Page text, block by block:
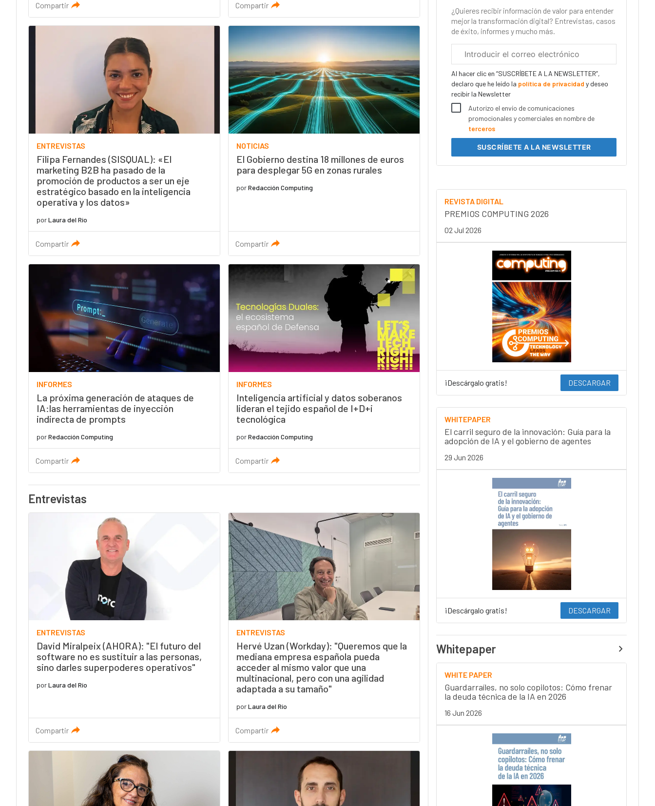
Compartir Compartir
ENTREVISTAS
Filipa Fernandes (SISQUAL): «El
marketing B2B ha pasado de la
promoción de productos a ser un eje
estratégico basado en la inteligencia
operativa y los datos»
porLaura del Río
Compartir
NOTICIAS
El Gobierno destina 18 millones de euros
para desplegar 5G en zonas rurales
porRedacción Computing
Compartir
INFORMES
La próxima generación de ataques de
IA:las herramientas de inyección
indirecta de prompts
porRedacción Computing
Compartir
INFORMES
Inteligencia artificial y datos soberanos
lideran el tejido español de I+D+i
tecnológica
porRedacción Computing
Compartir
Entrevistas
ENTREVISTAS
David Miralpeix (AHORA): "El futuro del
software no es sustituir a las personas,
sino darles superpoderes operativos"
porLaura del Río
Compartir
ENTREVISTAS
Hervé Uzan (Workday): "Queremos que la
mediana empresa española pueda
acceder al mismo valor que una
multinacional, pero con una agilidad
adaptada a su tamaño"
porLaura del Río
Compartir
¿Quieres recibir información de valor para entender
mejor la transformación digital? Entrevistas, casos
de éxito, informes y mucho más.
electrónico
Al hacer clic en “SUSCRÍBETE A LA NEWSLETTER”,
declaro que he leído la política de privacidady deseo
recibir la Newsletter
Autorizo el envío de comunicaciones
promocionales y comerciales en nombre de
terceros
SUSCRÍBETEA LA NEWSLETTER
REVISTA DIGITAL
PREMIOS COMPUTING 2026
02 Jul 2026
¡Descárgalo gratis! DESCARGAR
WHITEPAPER
El carril seguro de la innovación: Guía para la
adopción de IA y el gobierno de agentes
29 Jun 2026
¡Descárgalo gratis! DESCARGAR
Whitepaper
WHITE PAPER
Guardarraíles, no solo copilotos: Cómo frenar
la deuda técnica de la IA en 2026
16 Jun 2026